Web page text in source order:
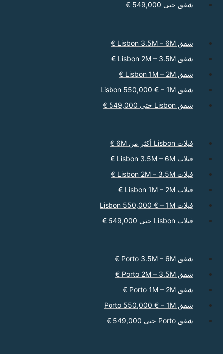
شقق حتى 549,000 €
شقق Lisbon 3.5M – 6M €
شقق Lisbon 2M – 3.5M €
شقق Lisbon 1M – 2M €
شقق Lisbon 550,000 € – 1M
شقق Lisbon حتى 549,000 €
فيلات Lisbon أكثر من 6M €
فيلات Lisbon 3.5M – 6M €
فيلات Lisbon 2M – 3.5M €
فيلات Lisbon 1M – 2M €
فيلات Lisbon 550,000 € – 1M
فيلات Lisbon حتى 549,000 €
شقق Porto 3.5M – 6M €
شقق Porto 2M – 3.5M €
شقق Porto 1M – 2M €
شقق Porto 550,000 € – 1M
شقق Porto حتى 549,000 €